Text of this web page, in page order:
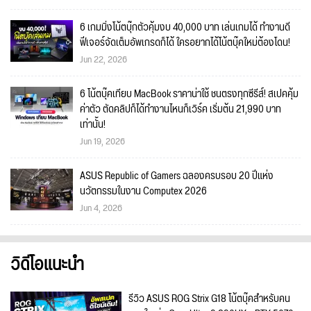
6 เกมมิ่งโน้ตบุ๊กตัวคุ้มงบ 40,000 บาท เล่นเกมได้ ทำงานดี
ฟีเจอร์จัดเต็มอัพเกรดก็ได้ ใครอยากได้โน้ตบุ๊คใหม่ต้องโดน!
Jun 22, 2026
6 โน้ตบุ๊คเทียบ MacBook ราคาน่าใช้ ชนตรงทุกซีรีส์! สเปคคุ้ม
ค่าตัว ตัดคลิปก็ได้ทำงานไหนก็เวิร์ค เริ่มต้น 21,990 บาท
เท่านั้น!
Jun 19, 2026
ASUS Republic of Gamers ฉลองครบรอบ 20 ปีแห่ง
นวัตกรรมในงาน Computex 2026
Jun 4, 2026
วิดีโอแนะนำ
รีวิว ASUS ROG Strix G18 โน้ตบุ๊คสำหรับคน